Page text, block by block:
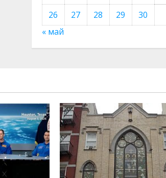
26
27 28 29
30
« май